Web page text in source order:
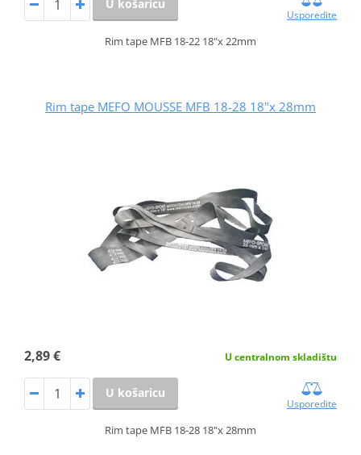
U košaricu
Usporedite
Rim tape MFB 18-22 18"x 22mm
Rim tape MEFO MOUSSE MFB 18-28 18"x 28mm
2,89 € U centralnom skladištu
U košaricu
Usporedite
Rim tape MFB 18-28 18"x 28mm